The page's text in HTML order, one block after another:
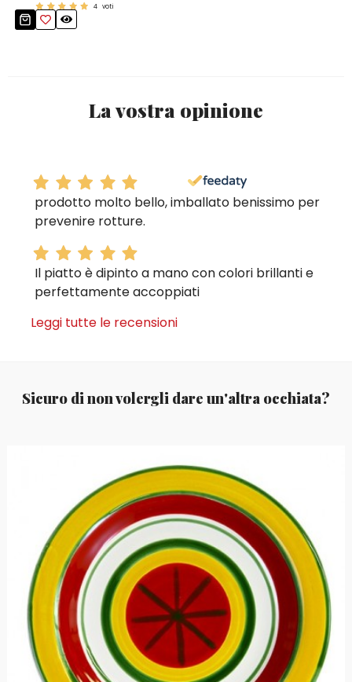
4 voti
La vostra opinione
prodotto molto bello, imballato benissimo per
prevenire rotture.
Il piatto è dipinto a mano con colori brillanti e
perfettamente accoppiati
Leggi tutte le recensioni
Sicuro di non volergli dare un'altra occhiata?